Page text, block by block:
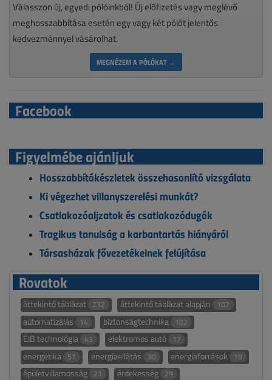
Válasszon új, egyedi pólóinkból! Új előfizetés vagy meglévő
meghosszabbítása esetén egy vagy két pólót jelentős
kedvezménnyel vásárolhat.
MEGNÉZEM A PÓLÓKAT →
Facebook
Figyelmébe ajánljuk
Hosszabbítókészletek összehasonlító vizsgálata
Ki végezhet villanyszerelési munkát?
Csatlakozóaljzatok és csatlakozódugók
Tragikus tanulság a karbantartás hiányáról
Társasházak fővezetékeinek felújítása
Rovatok
áttekintő táblázat 232 áttekintő táblázat alapján 107
automatizálás 14 biztonságtechnika 102
EIB technológia 43 elektromos autó 17
energetika 57 energiaellátás 30 energiaforrások 19
épületvillamosság 21 érdekesség 29